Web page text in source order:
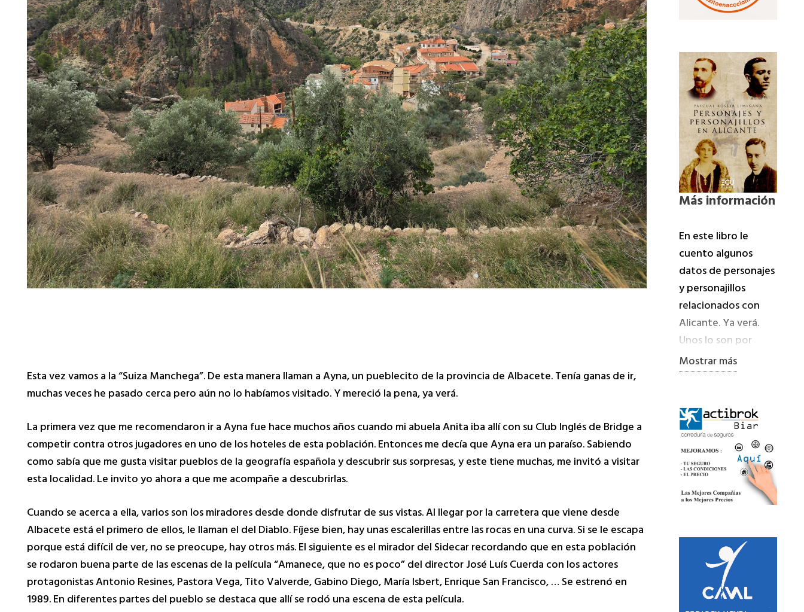
Esta vez vamos a la “Suiza Manchega”. De esta manera llaman a Ayna, un pueblecito de la provincia de Albacete. Tenía ganas de ir,
muchas veces he pasado cerca pero aún no lo habíamos visitado. Y mereció la pena, ya verá.
La primera vez que me recomendaron ir a Ayna fue hace muchos años cuando mi abuela Anita iba allí con su Club Inglés de Bridge a
competir contra otros jugadores en uno de los hoteles de esta población. Entonces me decía que Ayna era un paraíso. Sabiendo
como sabía que me gusta visitar pueblos de la geografía española y descubrir sus sorpresas, y este tiene muchas, me invitó a visitar
esta localidad. Le invito yo ahora a que me acompañe a descubrirlas.
Cuando se acerca a ella, varios son los miradores desde donde disfrutar de sus vistas. Al llegar por la carretera que viene desde
Albacete está el primero de ellos, le llaman el del Diablo. Fíjese bien, hay unas escalerillas entre las rocas en una curva. Si se le escapa
porque está difícil de ver, no se preocupe, hay otros más. El siguiente es el mirador del Sidecar recordando que en esta población
se rodaron buena parte de las escenas de la película “Amanece, que no es poco” del director José Luís Cuerda con los actores
protagonistas Antonio Resines, Pastora Vega, Tito Valverde, Gabino Diego, María Isbert, Enrique San Francisco, … Se estrenó en
1989. En diferentes partes del pueblo se destaca que allí se rodó una escena de esta película.
Más información
En este libro le
cuento algunos
datos de personajes
y personajillos
relacionados con
Alicante. Ya verá.
Unos lo son por
nacimiento, otros
son alicantinos de
vinieron a Alicante
por una u otra razón
y aquí se quedaron,
y están aquellos que
estuvieron de paso
por la capital
marcharon
llevándose un buen
recuerdo.
Mostrar más